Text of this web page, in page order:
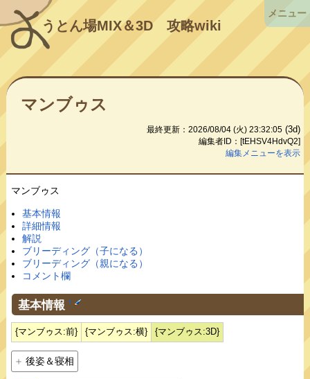
うとん場MIX＆3D攻略wiki
マンブゥス
最終更新：2026/08/04 (火) 23:32:05 (3d)
編集者ID：[tEHSV4HdvQ2]
編集メニューを表示
マンブゥス
基本情報
詳細情報
解説
ブリーディング（子になる）
ブリーディング（親になる）
コメント欄
基本情報 †
{マンブゥス:前} {マンブゥス:横} {マンブゥス:3D}
後姿＆寝相
メニュー